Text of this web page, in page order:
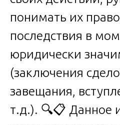
понимать их
последствия в
юридически
(заключения
завещания,
т.д.). 🔍📋 Данное